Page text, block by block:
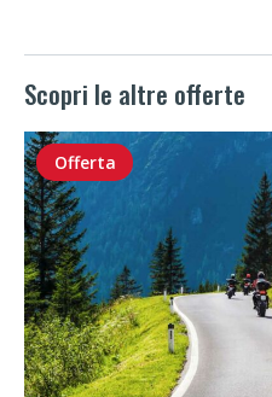
Scopri le altre offerte
Offerta